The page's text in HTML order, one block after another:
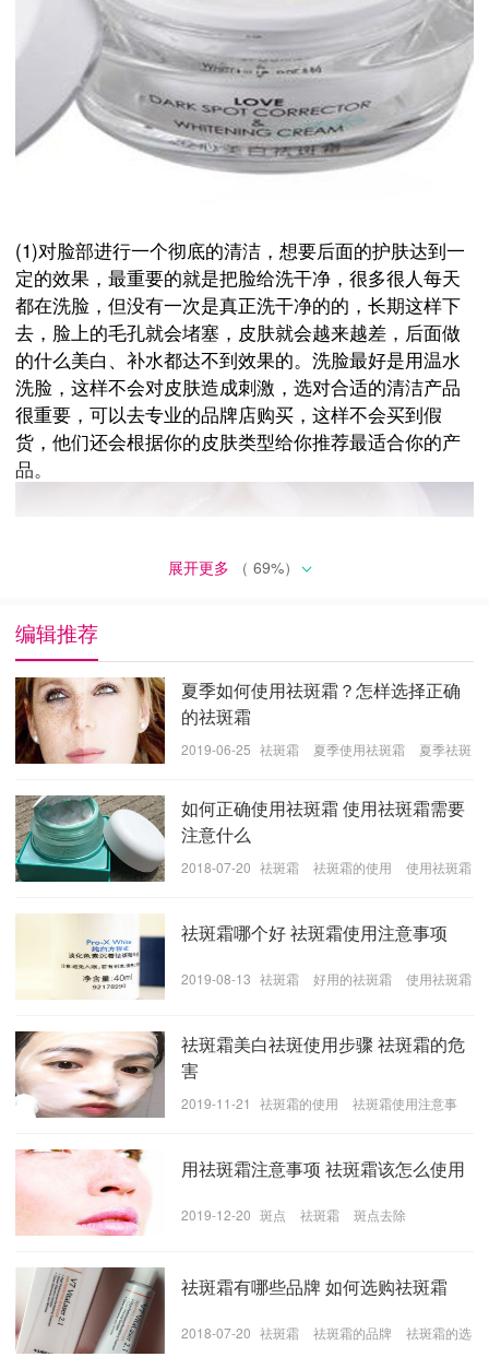
(1)对脸部进行一个彻底的清洁，想要后面的护肤达到一
定的效果，最重要的就是把脸给洗干净，很多很人每天
都在洗脸，但没有一次是真正洗干净的的，长期这样下
去，脸上的毛孔就会堵塞，皮肤就会越来越差，后面做
的什么美白、补水都达不到效果的。洗脸最好是用温水
洗脸，这样不会对皮肤造成刺激，选对合适的清洁产品
很重要，可以去专业的品牌店购买，这样不会买到假
货，他们还会根据你的皮肤类型给你推荐最适合你的产
品。
(2)坚持的对脸部进行补水，皮肤为什么不好，很大的原
因是因为缺水，脸部水润了，看起来就比较的有光泽，
哦，尤其是冬季，天气寒冷，很多女生就不愿意动了，
冬季比较干燥，更容易缺水，对补水也应该更加的重
光祛斑，但是价格比较的贵，所以还是老老实实的使用
祛斑霜吧，坚持使用效果也是很好的。选择适合自己的
祛斑霜，挤出一点在手心里，然后用手把它给揉一揉，
好了。祛斑的过程是比较的长的，所以一定要坚持，最
好是睡觉之前用，这样子的效果会更加的显著。
祛斑霜推荐
展开更多 （ 69%）
编辑推荐
夏季如何使用祛斑霜？怎样选择正确
的祛斑霜
2019-06-25 祛斑霜 夏季使用祛斑霜
夏季祛斑
​如何正确使用祛斑霜 使用祛斑霜需要
注意什么
2018-07-20 祛斑霜 祛斑霜的使用
使用祛斑霜
祛斑霜哪个好 祛斑霜使用注意事项
2019-08-13 ​祛斑霜 好用的祛斑霜
使用祛斑霜
祛斑霜美白祛斑使用步骤 祛斑霜的危
害
2019-11-21 祛斑霜的使用
祛斑霜使用注意事
用祛斑霜注意事项 祛斑霜该怎么使用
2019-12-20 斑点 祛斑霜 斑点去除
​祛斑霜有哪些品牌 如何选购祛斑霜
2018-07-20 ​祛斑霜 ​祛斑霜的品牌
​祛斑霜的选